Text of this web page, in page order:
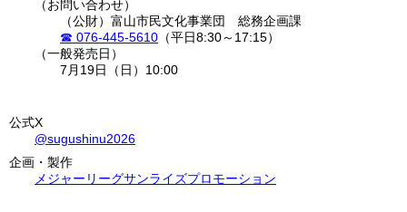
お問い合わせ
（公財）富山市民文化事業団 総務企画課
076-445-5610 （平日8:30～17:15）
一般発売日
7月19日（日）10:00
公式X
@sugushinu2026
企画・製作
メジャーリーグサンライズプロモーション